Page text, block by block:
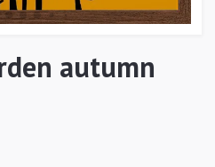
autumn